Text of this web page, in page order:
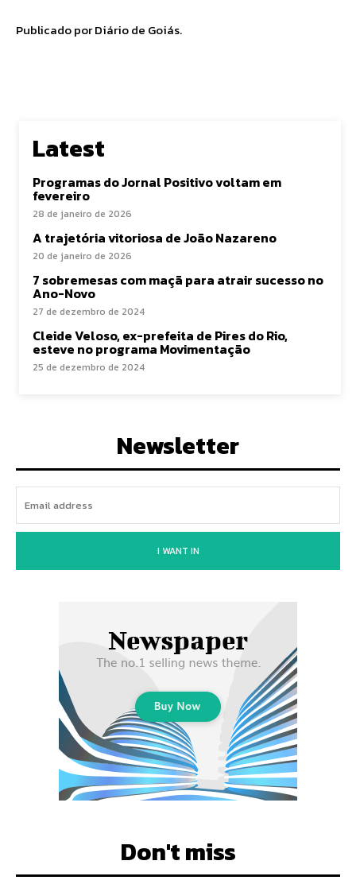
Publicado por Diário de Goiás.
Latest
Programas do Jornal Positivo voltam em
fevereiro
28 de janeiro de 2026
A trajetória vitoriosa de João Nazareno
20 de janeiro de 2026
7 sobremesas com maçã para atrair sucesso no
Ano-Novo
27 de dezembro de 2024
Cleide Veloso, ex-prefeita de Pires do Rio,
esteve no programa Movimentação
25 de dezembro de 2024
Newsletter
I WANT IN
Don't miss